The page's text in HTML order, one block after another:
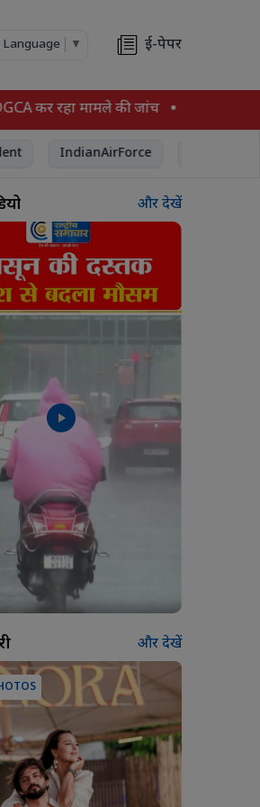
▼ ई-पेपर
कर रहा मामले की जांच सेहत पर
IndianAirForce
और देखें
और देखें